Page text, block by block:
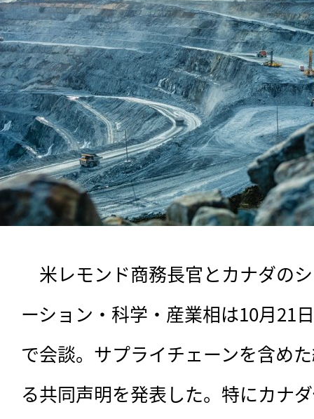
米レモンド商務長官とカナダの
ーション・科学・産業相は10月21
で会談。サプライチェーンを含め
る共同声明を発表した。特にカナ